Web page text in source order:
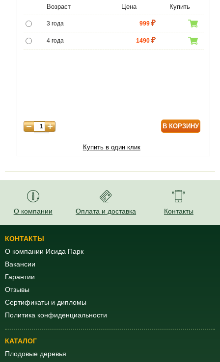
Возраст Цена Купить
3 года 999
4 года 1490
9 лет В КОРЗИНУ
Купить в один клик
О компании Оплата и доставка Контакты
КОНТАКТЫ
О компании Исида Парк
Вакансии
Гарантии
Отзывы
Сертификаты и дипломы
Политика конфиденциальности
КАТАЛОГ
Плодовые деревья